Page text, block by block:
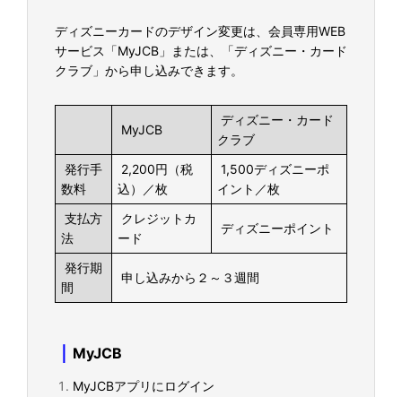
ディズニーカードのデザイン変更は、会員専用WEB
サービス「MyJCB」または、「ディズニー・カード
クラブ」から申し込みできます。
MyJCB
ディズニー・カード
クラブ
発行手
数料
2,200円（税
込）／枚
1,500ディズニーポ
イント／枚
支払方
法
クレジットカ
ード
ディズニーポイント
発行期
間
申し込みから２～３週間
｜ MyJCB
MyJCBアプリにログイン